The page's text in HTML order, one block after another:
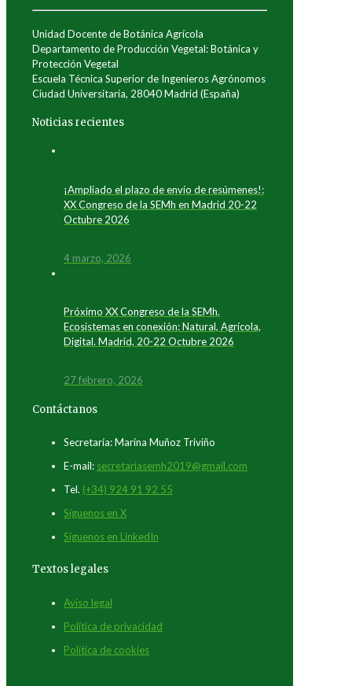
Unidad Docente de Botánica Agrícola
Departamento de Producción Vegetal: Botánica y
Protección Vegetal
Escuela Técnica Superior de Ingenieros Agrónomos
Ciudad Universitaria, 28040 Madrid (España)
Noticias recientes
¡Ampliado el plazo de envío de resúmenes!:
XX Congreso de la SEMh en Madrid 20-22
Octubre 2026
4 marzo, 2026
Próximo XX Congreso de la SEMh.
Ecosistemas en conexión: Natural, Agrícola,
Digital. Madrid, 20-22 Octubre 2026
27 febrero, 2026
Contáctanos
Secretaría: Marina Muñoz Triviño
E-mail: secretariasemh2019@gmail.com
Tel. (+34) 924 91 92 55
Síguenos en X
Síguenos en LinkedIn
Textos legales
Aviso legal
Política de privacidad
Política de cookies